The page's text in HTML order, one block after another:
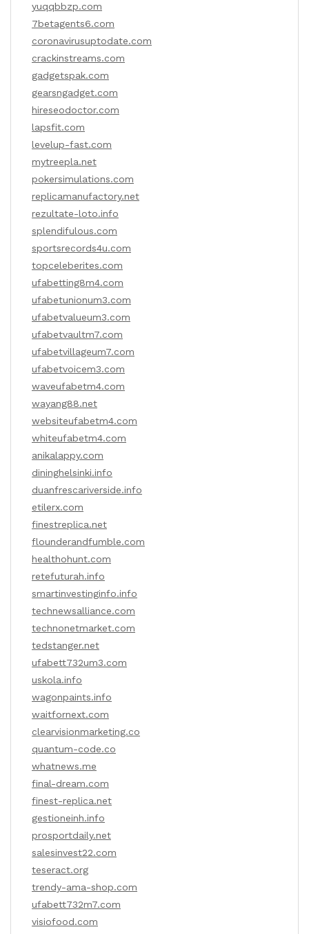
yuqqbbzp.com
7betagents6.com
coronavirusuptodate.com
crackinstreams.com
gadgetspak.com
gearsngadget.com
hireseodoctor.com
lapsfit.com
levelup-fast.com
mytreepla.net
pokersimulations.com
replicamanufactory.net
rezultate-loto.info
splendifulous.com
sportsrecords4u.com
topceleberites.com
ufabetting8m4.com
ufabetunionum3.com
ufabetvalueum3.com
ufabetvaultm7.com
ufabetvillageum7.com
ufabetvoicem3.com
waveufabetm4.com
wayang88.net
websiteufabetm4.com
whiteufabetm4.com
anikalappy.com
dininghelsinki.info
duanfrescariverside.info
etilerx.com
finestreplica.net
flounderandfumble.com
healthohunt.com
retefuturah.info
smartinvestinginfo.info
technewsalliance.com
technonetmarket.com
tedstanger.net
ufabett732um3.com
uskola.info
wagonpaints.info
waitfornext.com
clearvisionmarketing.co
quantum-code.co
whatnews.me
final-dream.com
finest-replica.net
gestioneinh.info
prosportdaily.net
salesinvest22.com
teseract.org
trendy-ama-shop.com
ufabett732m7.com
visiofood.com